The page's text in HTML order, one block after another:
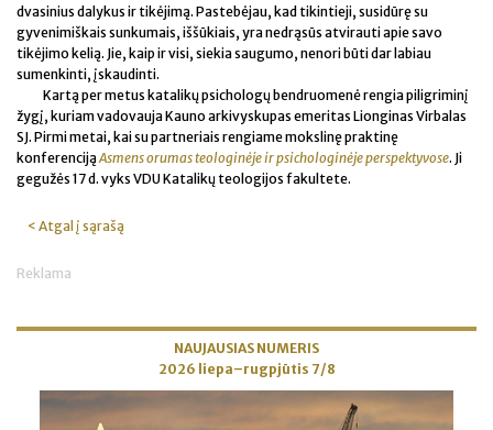
dvasinius dalykus ir tikėjimą. Pastebėjau, kad tikintieji, susidūrę su
gyvenimiškais sunkumais, iššūkiais, yra nedrąsūs atvirauti apie savo
tikėjimo kelią. Jie, kaip ir visi, siekia saugumo, nenori būti dar labiau
sumenkinti, įskaudinti.
Kartą per metus katalikų psichologų bendruomenė rengia piligriminį
žygį, kuriam vadovauja Kauno arkivyskupas emeritas Lionginas Virbalas
SJ. Pirmi metai, kai su partneriais rengiame mokslinę praktinę
konferenciją Asmens orumas teologinėje ir psichologinėje perspektyvose. Ji
gegužės 17 d. vyks VDU Katalikų teologijos fakultete.
< Atgal į sąrašą
Reklama
NAUJAUSIAS NUMERIS
2026 liepa–rugpjūtis 7/8